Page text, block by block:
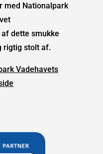
med Nationalpark
dette smukke
rigtig stolt af.
Vadehavets